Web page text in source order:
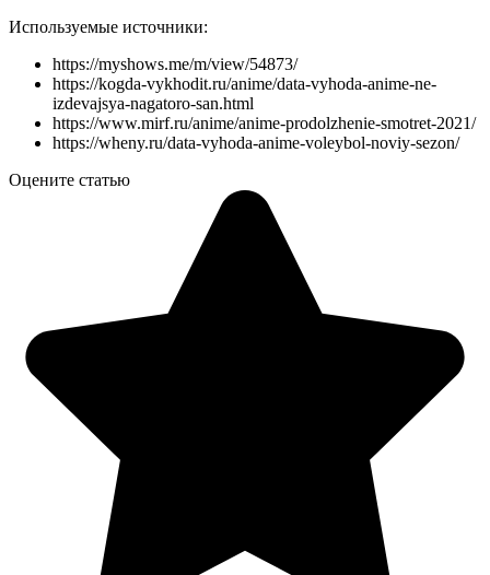
Используемые источники:
https://myshows.me/m/view/54873/
https://kogda-vykhodit.ru/anime/data-vyhoda-anime-ne-
izdevajsya-nagatoro-san.html
https://www.mirf.ru/anime/anime-prodolzhenie-smotret-2021/
https://wheny.ru/data-vyhoda-anime-voleybol-noviy-sezon/
Оцените статью